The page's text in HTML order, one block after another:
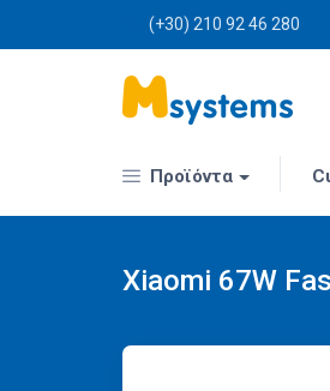
(+30) 210 92 46 280
Προϊόντα
Xiaomi 67W